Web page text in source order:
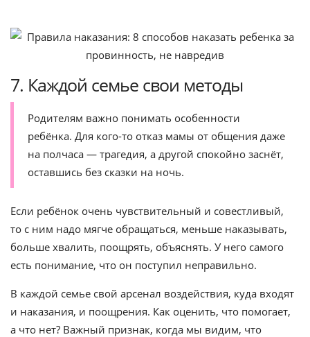
7. Каждой семье свои методы
Родителям важно понимать особенности
ребёнка. Для кого-то отказ мамы от общения даже
на полчаса — трагедия, а другой спокойно заснёт,
оставшись без сказки на ночь.
Если ребёнок очень чувствительный и совестливый,
то с ним надо мягче обращаться, меньше наказывать,
больше хвалить, поощрять, объяснять. У него самого
есть понимание, что он поступил неправильно.
В каждой семье свой арсенал воздействия, куда входят
и наказания, и поощрения. Как оценить, что помогает,
а что нет? Важный признак, когда мы видим, что